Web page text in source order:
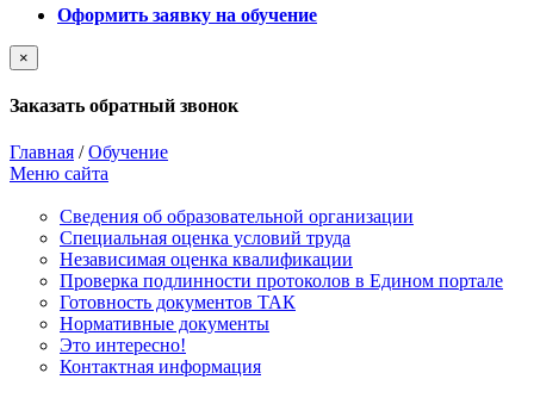
Оформить заявку на обучение
×
Заказать обратный звонок
Главная /Обучение
Меню сайта
Сведения об образовательной организации
Cпециальная оценка условий труда
Независимая оценка квалификации
Проверка подлинности протоколов в Едином портале
Готовность документов ТАК
Нормативные документы
Это интересно!
Контактная информация